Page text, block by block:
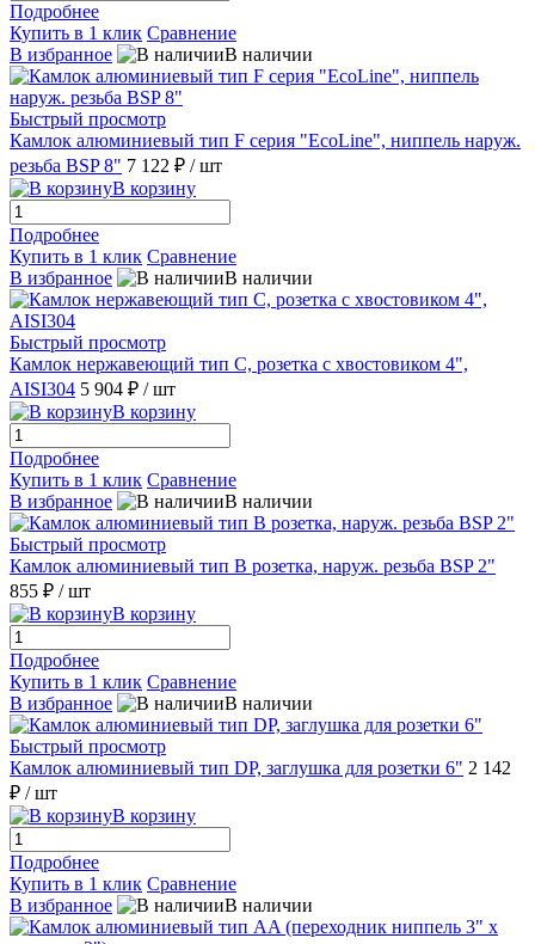
Подробнее
Купить в 1 клик Сравнение
В избранное
В наличии
Быстрый просмотр
Камлок алюминиевый тип F серия "EcoLine", ниппель наруж.
резьба BSP 8" 7 122 ₽ / шт
В корзину
Подробнее
Купить в 1 клик Сравнение
В избранное
В наличии
Быстрый просмотр
Камлок нержавеющий тип С, розетка с хвостовиком 4",
AISI304 5 904 ₽ / шт
В корзину
Подробнее
Купить в 1 клик Сравнение
В избранное
В наличии
Быстрый просмотр
Камлок алюминиевый тип B розетка, наруж. резьба BSP 2"
855 ₽ / шт
В корзину
Подробнее
Купить в 1 клик Сравнение
В избранное
В наличии
Быстрый просмотр
Камлок алюминиевый тип DР, заглушка для розетки 6" 2 142
₽ / шт
В корзину
Подробнее
Купить в 1 клик Сравнение
В избранное
В наличии